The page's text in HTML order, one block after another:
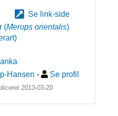
Se link-side
(Merops orientalis)
)
Hansen - Se profil
2013-03-20